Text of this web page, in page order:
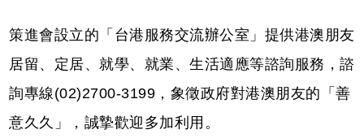
策進會設立的「台港服務交流辦公室」提供港澳朋友
居留、定居、就學、就業、生活適應等諮詢服務，諮
詢專線(02)2700-3199，象徵政府對港澳朋友的「善
意久久」，誠摯歡迎多加利用。